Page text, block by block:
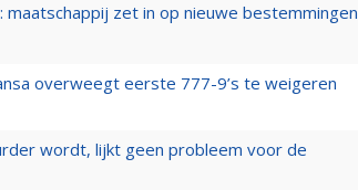
maatschappij zet in op nieuwe bestemmingen
overweegt eerste 777-9’s te weigeren
wordt, lijkt geen probleem voor de